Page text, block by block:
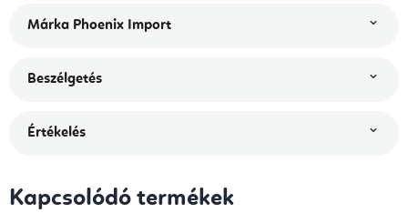
Márka Phoenix Import
Beszélgetés
Értékelés
Kapcsolódó termékek